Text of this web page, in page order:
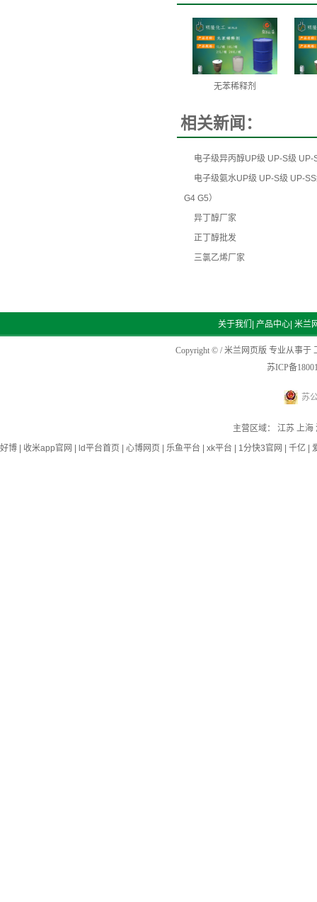
无苯稀释剂
相关新闻：
电子级异丙醇UP级 UP-S级 UP-
电子级氨水UP级 UP-S级 UP-
G4 G5）
异丁醇厂家
正丁醇批发
三氯乙烯厂家
关于我们 产品中心 米兰
Copyright © / 米兰网页版 专业从事于
苏ICP备
苏
主营区域： 江苏 上海
好博
收米app官网 ld平台首页 心博网页 乐鱼平台 xk平台 1分快3官网 千亿